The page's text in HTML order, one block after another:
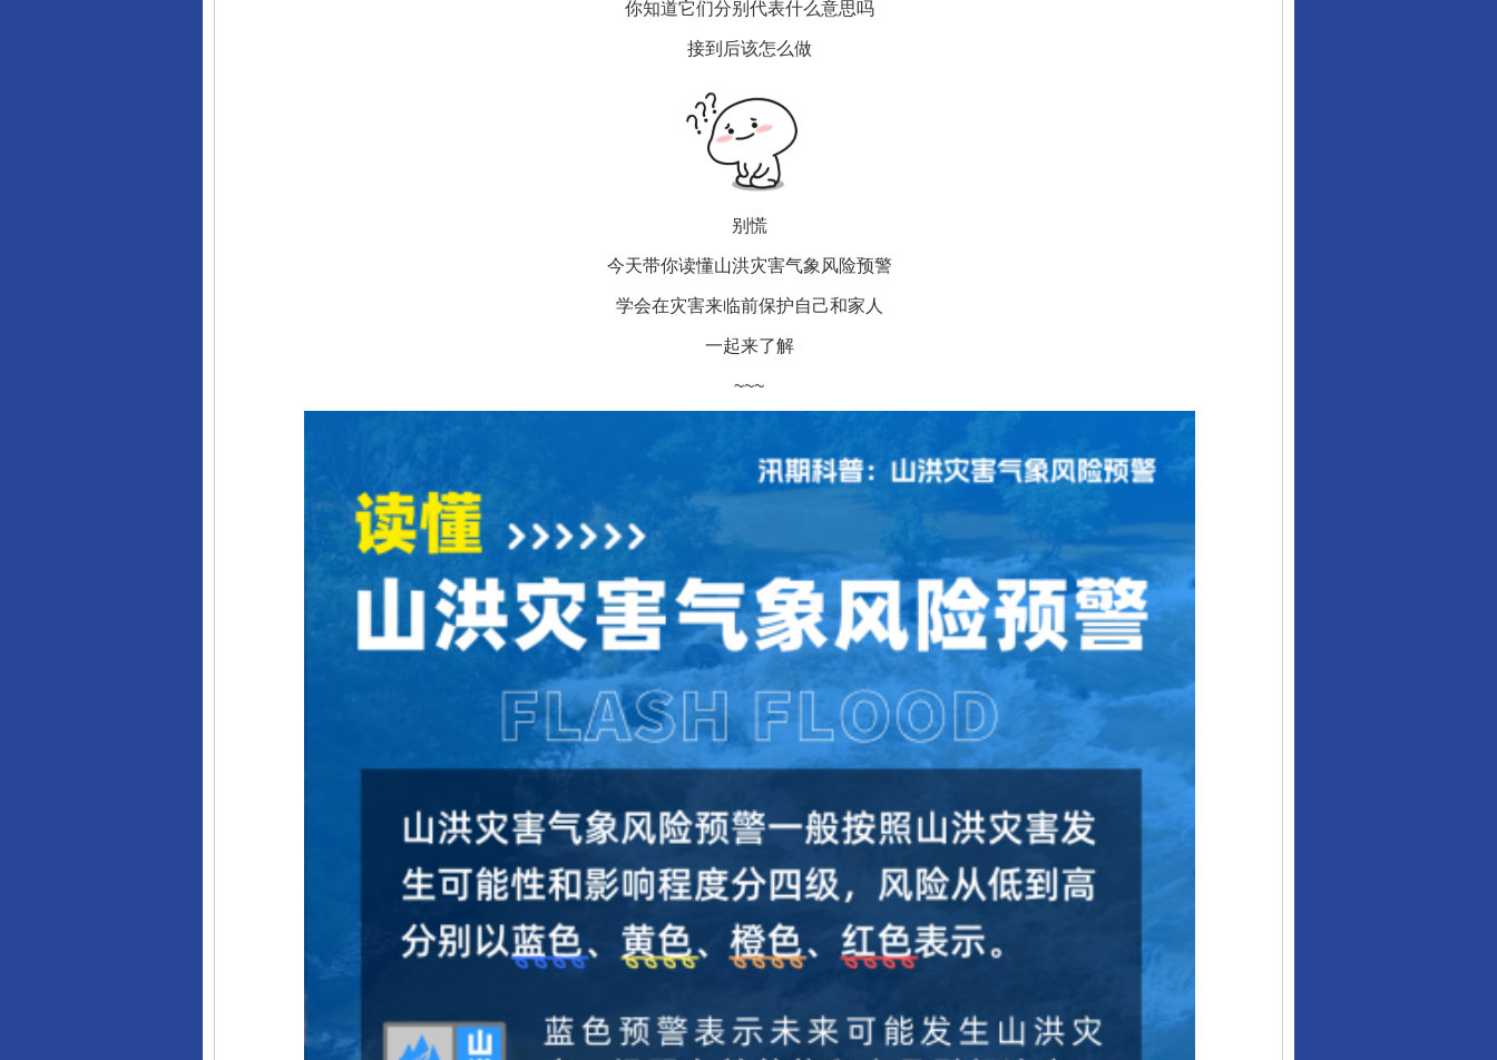
你知道它们分别代表什么意思吗
接到后该怎么做
别慌
今天带你读懂山洪灾害气象风险预警
学会在灾害来临前保护自己和家人
一起来了解
~~~